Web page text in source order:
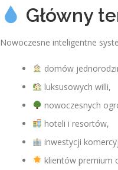
Główny
Nowoczesne inteligentne
domów
luksusowych willi,
nowoczesnych
hoteli i resortów,
inwestycji
klientów premium